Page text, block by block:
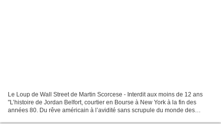
Le Loup de Wall Street de Martin Scorcese - Interdit aux moins de 12 ans
"L’histoire de Jordan Belfort, courtier en Bourse à New York à la fin des
années 80. Du rêve américain à l’avidité sans scrupule du monde des